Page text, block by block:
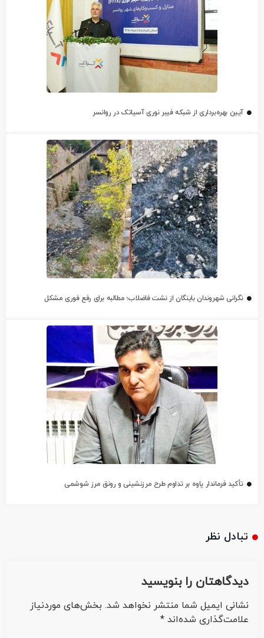
آیین بهره‌برداری از شبکه فیبر نوری آسیاتک در روانسر
نگرانی شهروندان باینگان از نشت فاضلاب؛ مطالبه برای رفع فوری مشکل
تأکید فرماندار پاوه بر تداوم طرح مرزنشینی و رونق مرز شوشمی
تبادل نظر
دیدگاهتان را بنویسید
نشانی ایمیل شما منتشر نخواهد شد. بخش‌های موردنیاز
علامت‌گذاری شده‌اند *